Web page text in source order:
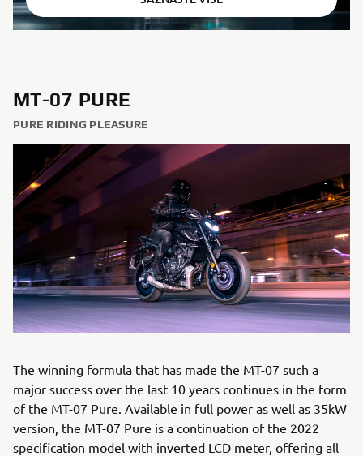
MT-07 PURE
PURE RIDING PLEASURE
The winning formula that has made the MT-07 such a
major success over the last 10 years continues in the form
of the MT-07 Pure. Available in full power as well as 35kW
version, the MT-07 Pure is a continuation of the 2022
specification model with inverted LCD meter, offering all